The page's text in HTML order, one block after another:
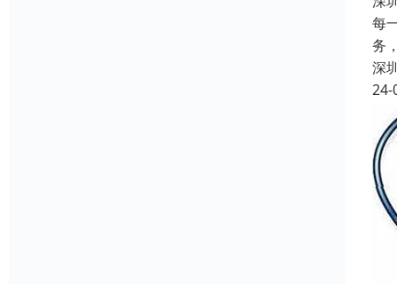
每
务
深
24-